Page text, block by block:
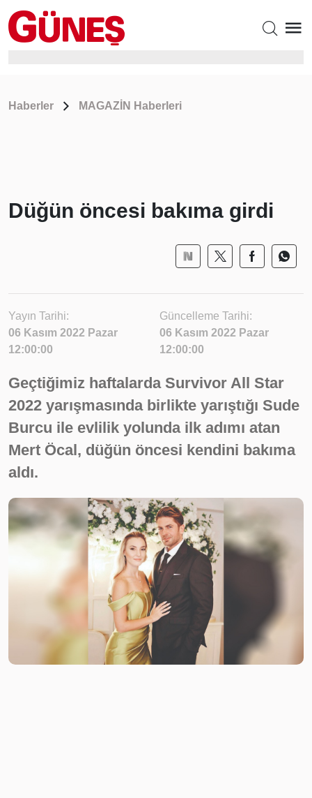
Haberler MAGAZİN Haberleri
Düğün öncesi bakıma girdi
Yayın Tarihi:
06 Kasım 2022 Pazar
12:00:00
Güncelleme Tarihi:
06 Kasım 2022 Pazar
12:00:00
Geçtiğimiz haftalarda Survivor All Star
2022 yarışmasında birlikte yarıştığı Sude
Burcu ile evlilik yolunda ilk adımı atan
Mert Öcal, düğün öncesi kendini bakıma
aldı.